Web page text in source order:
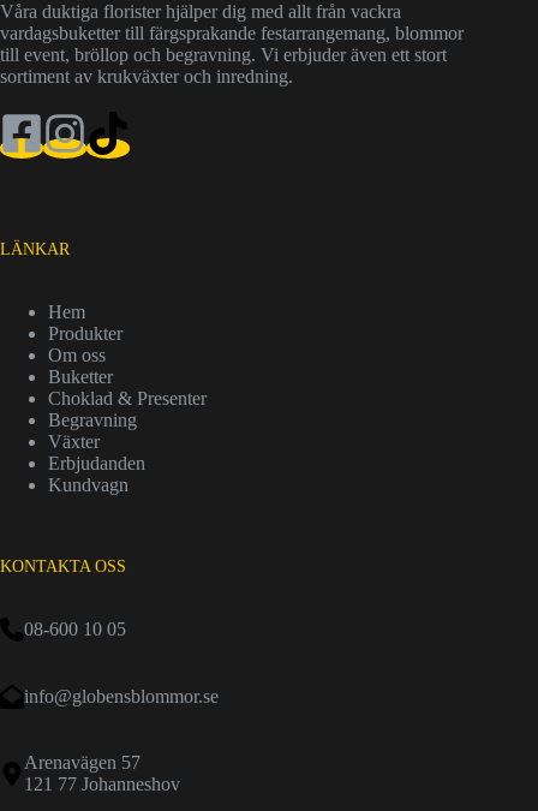
Våra duktiga florister hjälper dig med allt från vackra
vardagsbuketter till färgsprakande festarrangemang, blommor
till event, bröllop och begravning. Vi erbjuder även ett stort
sortiment av krukväxter och inredning.
LÄNKAR
Hem
Produkter
Om oss
Buketter
Choklad & Presenter
Begravning
Växter
Erbjudanden
Kundvagn
KONTAKTA OSS
08-600 10 05
info@globensblommor.se
Arenavägen 57
121 77 Johanneshov